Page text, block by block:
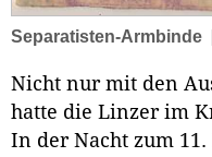
Separatisten-Armbinde
Nicht nur mit den
hatte die Linzer im
In der Nacht zum 11.